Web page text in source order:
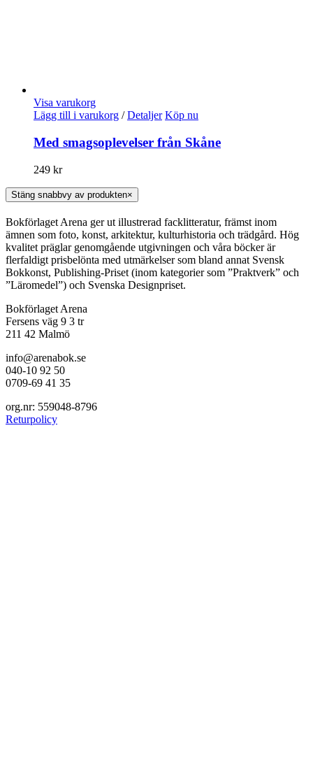
Visa varukorg
Lägg till i varukorg / Detaljer Köp nu
Med smagsoplevelser från Skåne
249 kr
Stäng snabbvy av produkten×
Bokförlaget Arena ger ut illustrerad facklitteratur, främst inom
ämnen som foto, konst, arkitektur, kulturhistoria och trädgård. Hög
kvalitet präglar genomgående utgivningen och våra böcker är
flerfaldigt prisbelönta med utmärkelser som bland annat Svensk
Bokkonst, Publishing-Priset (inom kategorier som ”Praktverk” och
”Läromedel”) och Svenska Designpriset.
Bokförlaget Arena
Fersens väg 9 3 tr
211 42 Malmö
info@arenabok.se
040-10 92 50
0709-69 41 35
org.nr: 559048-8796
Returpolicy